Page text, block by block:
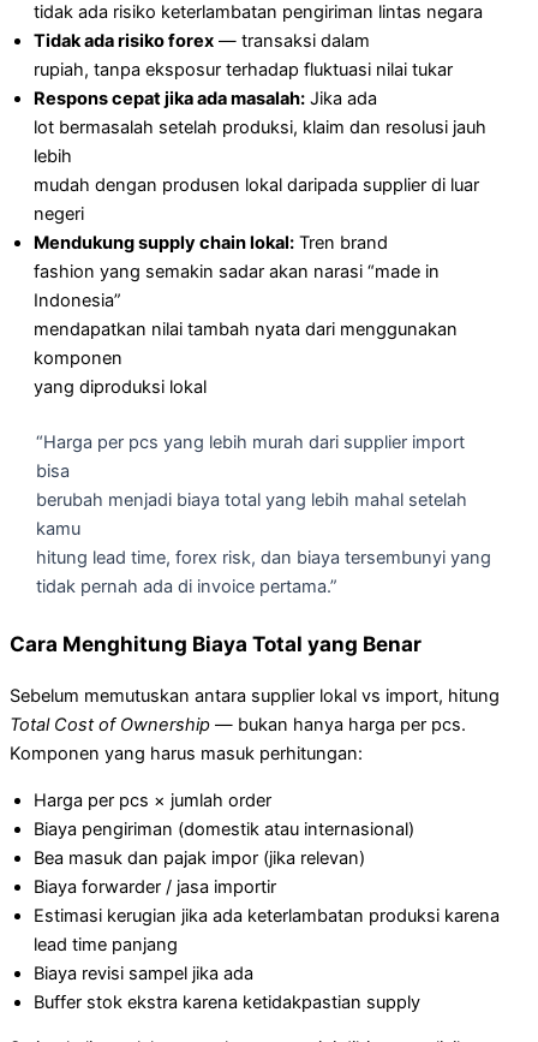
tidak ada risiko keterlambatan pengiriman lintas negara
Tidak ada risiko forex — transaksi dalam
rupiah, tanpa eksposur terhadap fluktuasi nilai tukar
Respons cepat jika ada masalah: Jika ada
lot bermasalah setelah produksi, klaim dan resolusi jauh
lebih
mudah dengan produsen lokal daripada supplier di luar
negeri
Mendukung supply chain lokal: Tren brand
fashion yang semakin sadar akan narasi “made in
Indonesia”
mendapatkan nilai tambah nyata dari menggunakan
komponen
yang diproduksi lokal
“Harga per pcs yang lebih murah dari supplier import
bisa
berubah menjadi biaya total yang lebih mahal setelah
kamu
hitung lead time, forex risk, dan biaya tersembunyi yang
tidak pernah ada di invoice pertama.”
Cara Menghitung Biaya Total yang Benar
Sebelum memutuskan antara supplier lokal vs import, hitung
Total Cost of Ownership — bukan hanya harga per pcs.
Komponen yang harus masuk perhitungan:
Harga per pcs × jumlah order
Biaya pengiriman (domestik atau internasional)
Bea masuk dan pajak impor (jika relevan)
Biaya forwarder / jasa importir
Estimasi kerugian jika ada keterlambatan produksi karena
lead time panjang
Biaya revisi sampel jika ada
Buffer stok ekstra karena ketidakpastian supply